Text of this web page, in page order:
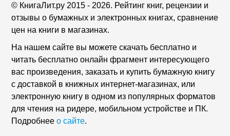
© КнигаЛит.ру 2015 - 2026. Рейтинг книг, рецензии и
отзывы о бумажных и электронных книгах, сравнение
цен на книги в магазинах.
На нашем сайте вы можете скачать бесплатно и
читать бесплатно онлайн фрагмент интересующего
вас произведения, заказать и купить бумажную книгу
с доставкой в книжных интернет-магазинах, или
электронную книгу в одном из популярных форматов
для чтения на ридере, мобильном устройстве и ПК.
Подробнеео сайте.